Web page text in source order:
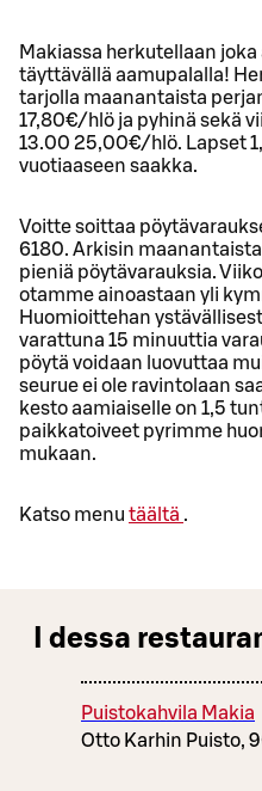
Makiassa herkutellaan
täyttävällä aamupalalla!
tarjolla maanantaista
17,80€/hlö ja pyhinä sekä
13.00 25,00€/hlö. Lapset
vuotiaaseen saakka.
Voitte soittaa
6180. Arkisin
pieniä pöytävarauksia.
otamme ainoastaan yli
Huomioittehan
varattuna 15 minuuttia
pöytä voidaan luovuttaa
seurue ei ole ravintolaan
kesto aamiaiselle on 1,5
paikkatoiveet pyrimme
mukaan.
Katso menu täältä .
I dessa
Puistokahvila Makia
Otto Karhin Puisto,